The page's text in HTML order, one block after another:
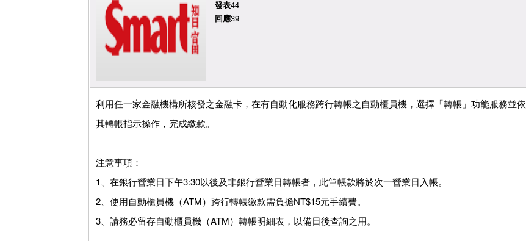
發表44
回應39
利用任一家金融機構所核發之金融卡，在有自動化服務跨行轉帳之自動櫃員機，選擇「轉帳」功能服務並依
其轉帳指示操作，完成繳款。
注意事項：
1、在銀行營業日下午3:30以後及非銀行營業日轉帳者，此筆帳款將於次一營業日入帳。
2、使用自動櫃員機（ATM）跨行轉帳繳款需負擔NT$15元手續費。
3、請務必留存自動櫃員機（ATM）轉帳明細表，以備日後查詢之用。